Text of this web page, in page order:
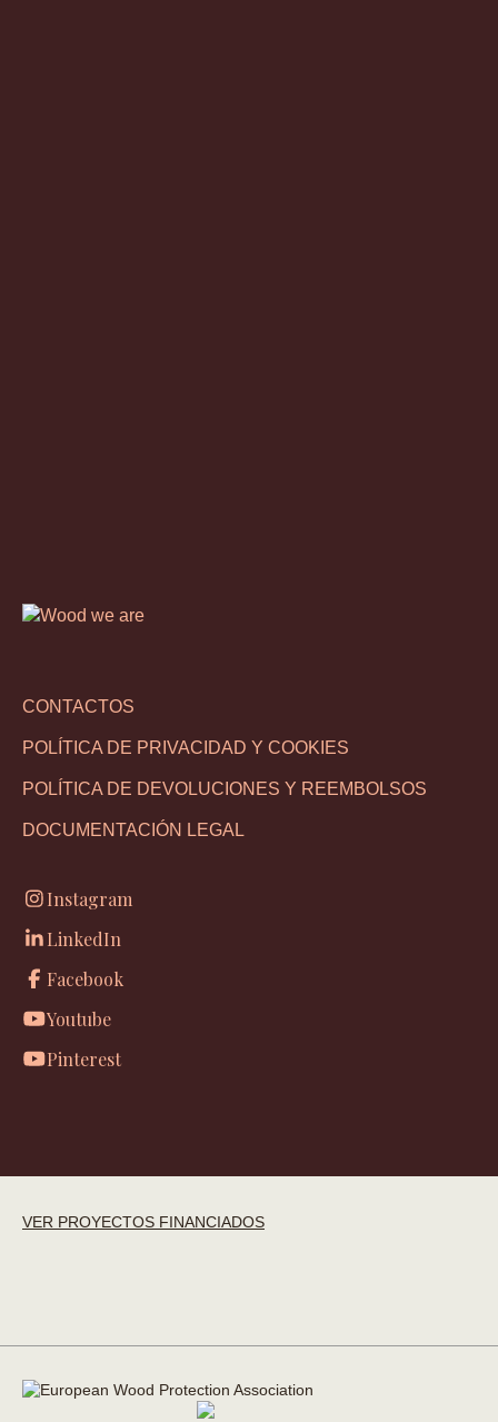
CONTACTOS
POLÍTICA DE PRIVACIDAD Y COOKIES
POLÍTICA DE DEVOLUCIONES Y REEMBOLSOS
DOCUMENTACIÓN LEGAL
Instagram
LinkedIn
Facebook
Youtube
Pinterest
VER PROYECTOS FINANCIADOS